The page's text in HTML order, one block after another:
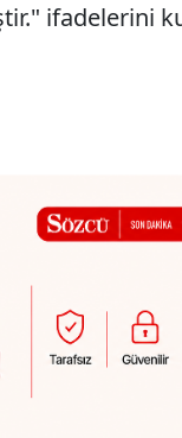
ifadelerini